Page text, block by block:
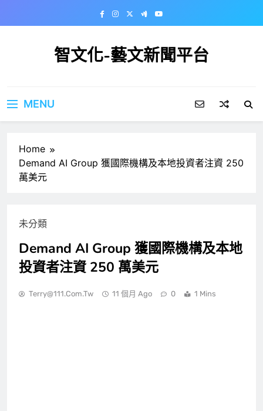
智文化-藝文新聞平台
MENU
Home
Demand AI Group 獲國際機構及本地投資者注資 250
萬美元
未分類
Demand AI Group 獲國際機構及本地
投資者注資 250 萬美元
Terry@111.com.tw 11 個月 Ago 0 1 Mins